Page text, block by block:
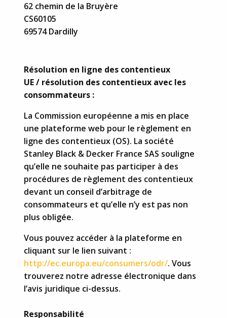
62 chemin de la Bruyère
CS60105
69574 Dardilly
Résolution en ligne des contentieux
UE / résolution des contentieux avec les
consommateurs :
La Commission européenne a mis en place
une plateforme web pour le règlement en
ligne des contentieux (OS). La société
Stanley Black & Decker France SAS souligne
qu’elle ne souhaite pas participer à des
procédures de règlement des contentieux
devant un conseil d’arbitrage de
consommateurs et qu’elle n’y est pas non
plus obligée.
Vous pouvez accéder à la plateforme en
cliquant sur le lien suivant :
http://ec.europa.eu/consumers/odr/. Vous
trouverez notre adresse électronique dans
l’avis juridique ci-dessus.
Responsabilité